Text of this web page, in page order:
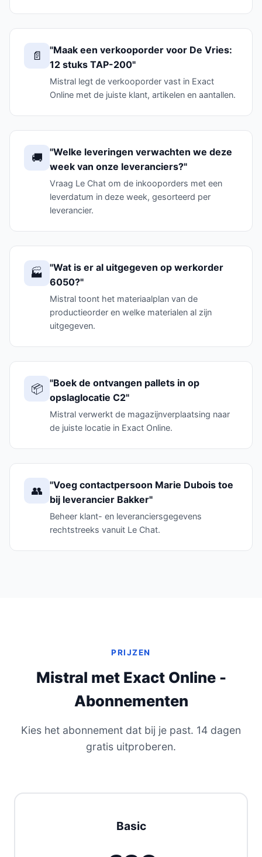
📄
"Maak een verkooporder voor De Vries:
12 stuks TAP-200"
Mistral legt de verkooporder vast in Exact
Online met de juiste klant, artikelen en aantallen.
🚚
"Welke leveringen verwachten we deze
week van onze leveranciers?"
Vraag Le Chat om de inkooporders met een
leverdatum in deze week, gesorteerd per
leverancier.
🏭
"Wat is er al uitgegeven op werkorder
6050?"
Mistral toont het materiaalplan van de
productieorder en welke materialen al zijn
uitgegeven.
📦 "Boek de ontvangen pallets in op
opslaglocatie C2"
Mistral verwerkt de magazijnverplaatsing naar
de juiste locatie in Exact Online.
👥
"Voeg contactpersoon Marie Dubois toe
bij leverancier Bakker"
Beheer klant- en leveranciersgegevens
rechtstreeks vanuit Le Chat.
PRIJZEN
Mistral met Exact Online -
Abonnementen
Kies het abonnement dat bij je past. 14 dagen
gratis uitproberen.
Basic